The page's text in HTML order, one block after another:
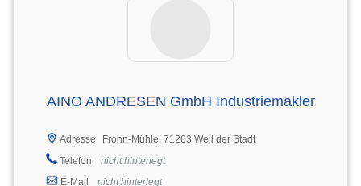
AINO ANDRESEN GmbH Industriemakler
Adresse
Frohn-Mühle, 71263 Weil der Stadt
Telefon
nicht hinterlegt
E-Mail
nicht hinterlegt